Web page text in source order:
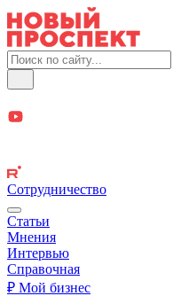
Сотрудничество
Статьи
Мнения
Интервью
Справочная
₽ Мой бизнес